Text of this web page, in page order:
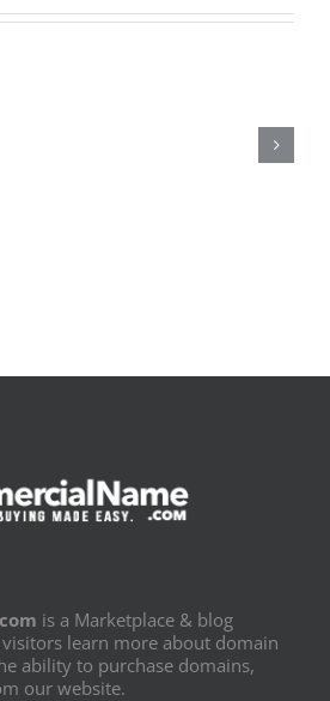
is a Marketplace & blog
learn more about domain
ability to purchase domains,
our website.